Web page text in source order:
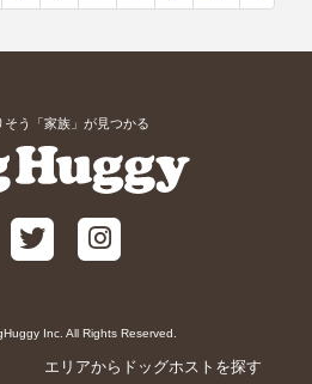
そう「家族」が見つかる
Inc. All Rights Reserved.
エリアからドッグホストを探す